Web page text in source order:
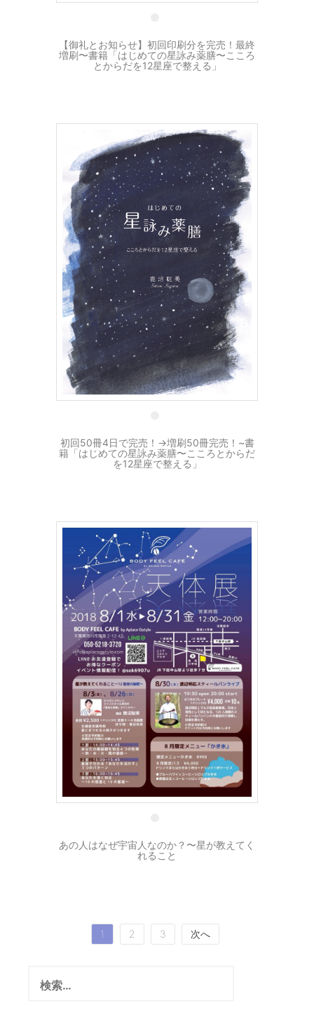
【御礼とお知らせ】初回印刷分を完売！最終
増刷〜書籍「はじめての星詠み薬膳〜こころ
とからだを12星座で整える」
30 7月
初回50冊4日で完売！→増刷50冊完売！~書
籍「はじめての星詠み薬膳〜こころとからだ
を12星座で整える」
17 7月
あの人はなぜ宇宙人なのか？〜星が教えてく
れること
の
1 2 3 次へ